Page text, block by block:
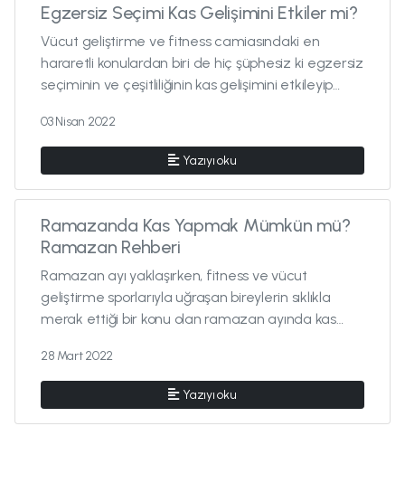
Egzersiz Seçimi Kas Gelişimini Etkiler mi?
Vücut geliştirme ve fitness camiasındaki en
hararetli konulardan biri de hiç şüphesiz ki egzersiz
seçiminin ve çeşitliliğinin kas gelişimini etkileyip
03 Nisan 2022
Yazıyı oku
Ramazanda Kas Yapmak Mümkün mü?
Ramazan Rehberi
Ramazan ayı yaklaşırken, fitness ve vücut
geliştirme sporlarıyla uğraşan bireylerin sıklıkla
merak ettiği bir konu olan ramazan ayında kas
28 Mart 2022
Yazıyı oku